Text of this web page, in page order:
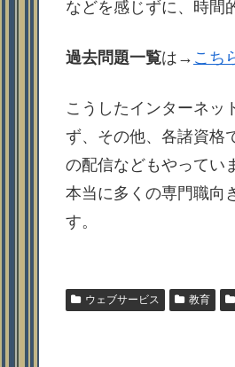
などを感じずに、時間
過去問題一覧は→ こち
こうしたインターネッ
ず、その他、各諸資格
の配信などもやってい
本当に多くの専門職向
す。
ウェブサービス 教育